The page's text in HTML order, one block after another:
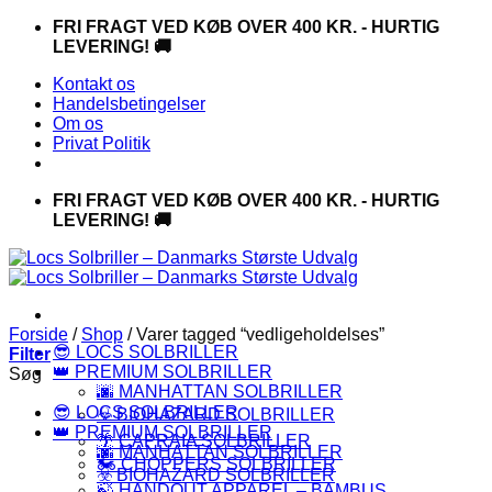
FortsætFRI FRAGT VED KØB OVER 400 KR. - HURTIG
LEVERING! 🚚
Kontakt os
Handelsbetingelser
Om os
Privat Politik
FRI FRAGT VED KØB OVER 400 KR. - HURTIG
LEVERING! 🚚
😎 LOCS SOLBRILLER
👑 PREMIUM SOLBRILLER
🌆 MANHATTAN SOLBRILLER
☣️ BIOHAZARD SOLBRILLER
🌴 CAPRAIA SOLBRILLER
🏍️ CHOPPERS SOLBRILLER
Forside / Shop /Varer tagged “vedligeholdelses”
Filter
Søg
😎 LOCS SOLBRILLER
👑 PREMIUM SOLBRILLER
🌆 MANHATTAN SOLBRILLER
☣️ BIOHAZARD SOLBRILLER